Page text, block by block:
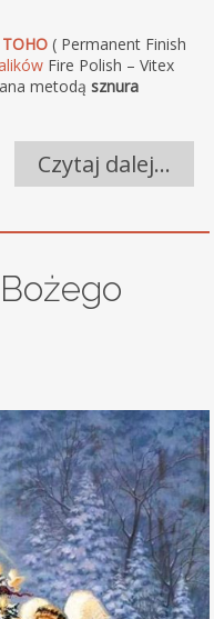
TOHO( Permanent Finish
Fire Polish – Vitex
metodą sznura
Czytaj dalej…